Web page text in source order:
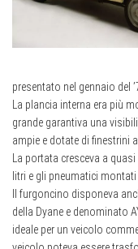
presentato nel gennaio del
La plancia interna era più
grande garantiva una
ampie e dotate di finestrini
La portata cresceva a
litri e gli pneumatici montati
Il furgoncino disponeva
della Dyane e denominato
ideale per un veicolo